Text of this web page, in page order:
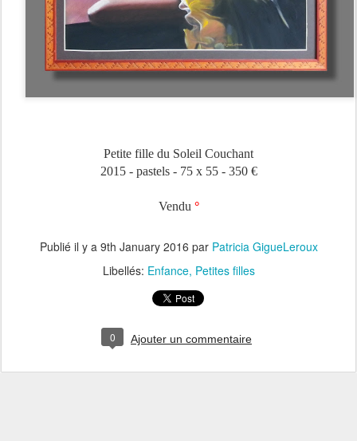
Petite fille du Soleil Couchant
2015 - pastels - 75 x 55 - 350 €
Vendu °
Publié il y a 9th January 2016 par Patricia GigueLeroux
Libellés: Enfance Petites filles
0 Ajouter un commentaire